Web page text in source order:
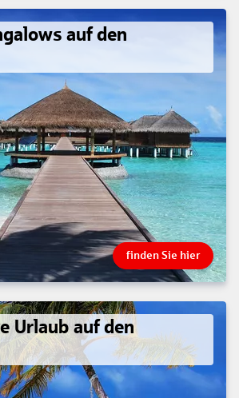
auf den
finden Sie hier
Urlaub auf den